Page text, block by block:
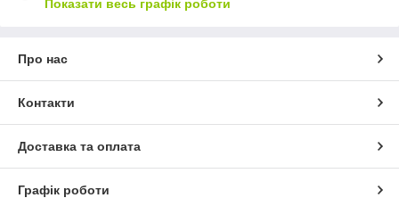
Показати весь графік роботи
Про нас
Контакти
Доставка та оплата
Графік роботи